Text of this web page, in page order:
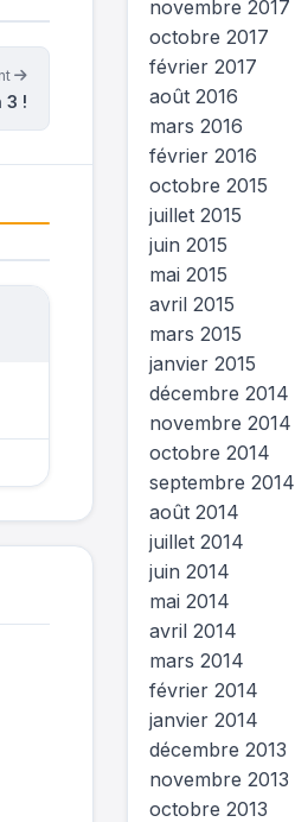
3 !
novembre 2017
octobre 2017
février 2017
août 2016
mars 2016
février 2016
octobre 2015
juillet 2015
juin 2015
mai 2015
avril 2015
mars 2015
janvier 2015
décembre 2014
novembre 2014
octobre 2014
septembre 2014
août 2014
juillet 2014
juin 2014
mai 2014
avril 2014
mars 2014
février 2014
janvier 2014
décembre 2013
novembre 2013
octobre 2013